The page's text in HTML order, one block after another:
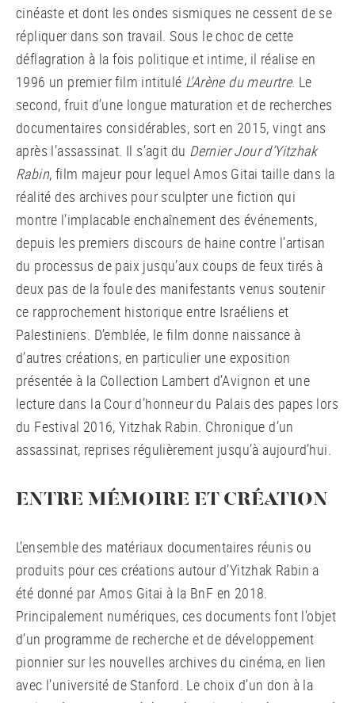
cinéaste et dont les ondes sismiques ne cessent de se
répliquer dans son travail. Sous le choc de cette
déflagration à la fois politique et intime, il réalise en
1996 un premier film intitulé L’Arène du meurtre. Le
second, fruit d’une longue maturation et de recherches
documentaires considérables, sort en 2015, vingt ans
après l’assassinat. Il s’agit du Dernier Jour d’Yitzhak
Rabin, film majeur pour lequel Amos Gitai taille dans la
réalité des archives pour sculpter une fiction qui
montre l’implacable enchaînement des événements,
depuis les premiers discours de haine contre l’artisan
du processus de paix jusqu’aux coups de feux tirés à
deux pas de la foule des manifestants venus soutenir
ce rapprochement historique entre Israéliens et
Palestiniens. D’emblée, le film donne naissance à
d’autres créations, en particulier une exposition
présentée à la Collection Lambert d’Avignon et une
lecture dans la Cour d’honneur du Palais des papes lors
du Festival 2016, Yitzhak Rabin. Chronique d’un
assassinat, reprises régulièrement jusqu’à aujourd’hui.
ENTRE MÉMOIRE ET CRÉATION
L’ensemble des matériaux documentaires réunis ou
produits pour ces créations autour d’Yitzhak Rabin a
été donné par Amos Gitai à la BnF en 2018.
Principalement numériques, ces documents font l’objet
d’un programme de recherche et de développement
pionnier sur les nouvelles archives du cinéma, en lien
avec l’université de Stanford. Le choix d’un don à la